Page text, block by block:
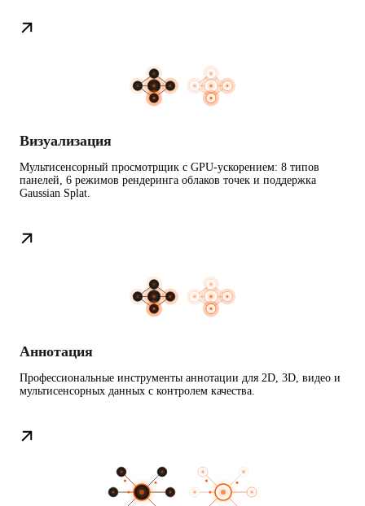
Визуализация
Мультисенсорный просмотрщик с GPU-ускорением: 8 типов
панелей, 6 режимов рендеринга облаков точек и поддержка
Gaussian Splat.
Аннотация
Профессиональные инструменты аннотации для 2D, 3D, видео и
мультисенсорных данных с контролем качества.